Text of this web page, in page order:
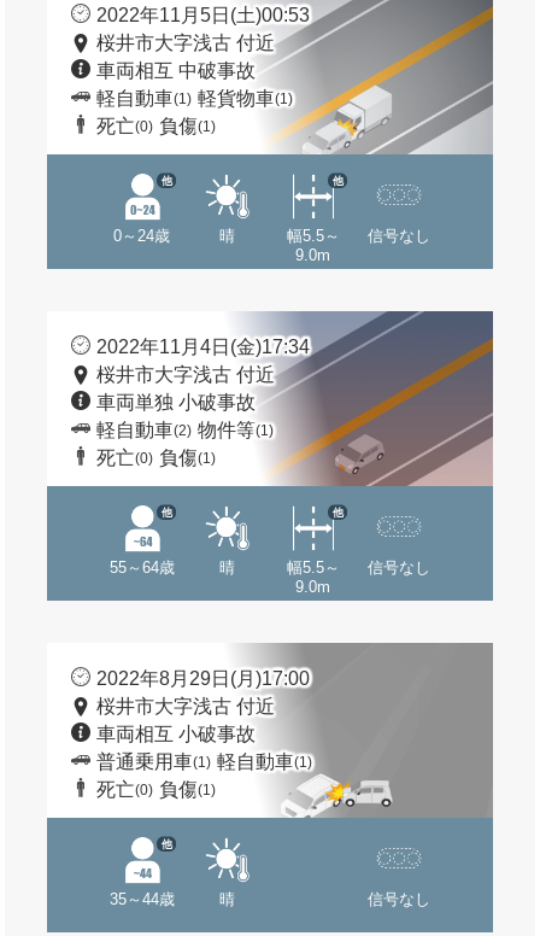
2022年11月5日(土)00:53
桜井市大字浅古 付近
車両相互 中破事故
軽自動車(1) 軽貨物車(1)
死亡(0) 負傷(1)
0～24歳
他
晴
幅5.5～
9.0m
他
信号なし
2022年11月4日(金)17:34
桜井市大字浅古 付近
車両単独 小破事故
軽自動車(2) 物件等(1)
死亡(0) 負傷(1)
55～64歳
他
晴
幅5.5～
9.0m
他
信号なし
2022年8月29日(月)17:00
桜井市大字浅古 付近
車両相互 小破事故
普通乗用車(1) 軽自動車(1)
死亡(0) 負傷(1)
35～44歳
他
晴 信号なし